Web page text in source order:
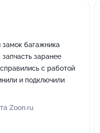
багажника
заранее
с работой
и подключили
Zoon.ru